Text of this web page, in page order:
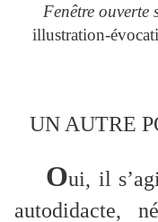
Fenêtre ouverte
illustration-
UN AUTRE
Oui, il
autodidacte,